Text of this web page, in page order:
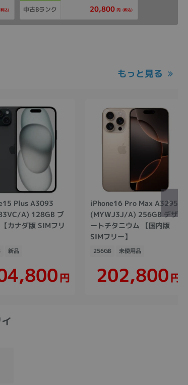
込) 中古Bランク 20,800 円 (税込)
もっと見る
Plus A3093
A) 128GB ブ
カナダ版 SIMフリ
新品
円
iPhone16 Pro Max A3295
(MYWJ3J/A) 256GB デザ
ートチタニウム 【国内版
SIMフリー】
256GB 未使用品
202,800円